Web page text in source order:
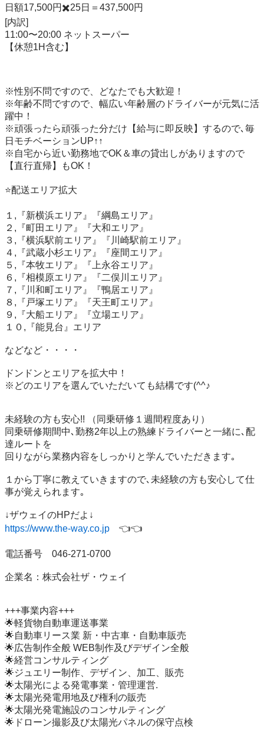
日額17,500円✖️25日＝437,500円
[内訳]
11:00〜20:00 ネットスーパー
【休憩1H含む】
※性別不問ですので、どなたでも大歓迎！
※年齢不問ですので、幅広い年齢層のドライバーが元気に活
躍中！
※頑張ったら頑張った分だけ【給与に即反映】するので､毎
日モチベーションUP↑↑
※自宅から近い勤務地でOK＆車の貸出しがありますので
【直行直帰】もOK！
⭐️配送エリア拡大
１,『新横浜エリア』『綱島エリア』
２,『町田エリア』『大和エリア』
３,『横浜駅前エリア』『川崎駅前エリア』
４,『武蔵小杉エリア』『座間エリア』
５,『本牧エリア』『上永谷エリア』
６,『相模原エリア』『二俣川エリア』
７,『川和町エリア』『鴨居エリア』
８,『戸塚エリア』『天王町エリア』
９,『大船エリア』『立場エリア』
１０,『能見台』エリア
などなど・・・・
ドンドンとエリアを拡大中！
※どのエリアを選んでいただいても結構です(^^♪
未経験の方も安心!! （同乗研修１週間程度あり）
同乗研修期間中､勤務2年以上の熟練ドライバーと一緒に､配
達ルートを
回りながら業務内容をしっかりと学んでいただきます｡
１から丁寧に教えていきますので､未経験の方も安心して仕
事が覚えられます｡
https://www.the-way.co.jp 👈👈
電話番号　046-271-0700
企業名：株式会社ザ・ウェイ
+++事業内容+++
🌟軽貨物自動車運送事業
🌟自動車リース業 新・中古車・自動車販売
🌟広告制作全般 WEB制作及びデザイン全般
🌟経営コンサルティング
🌟ジュエリー制作、デザイン、加工、販売
🌟太陽光による発電事業・管理運営.
🌟太陽光発電用地及び権利の販売
🌟太陽光発電施設のコンサルティング
🌟ドローン撮影及び太陽光パネルの保守点検